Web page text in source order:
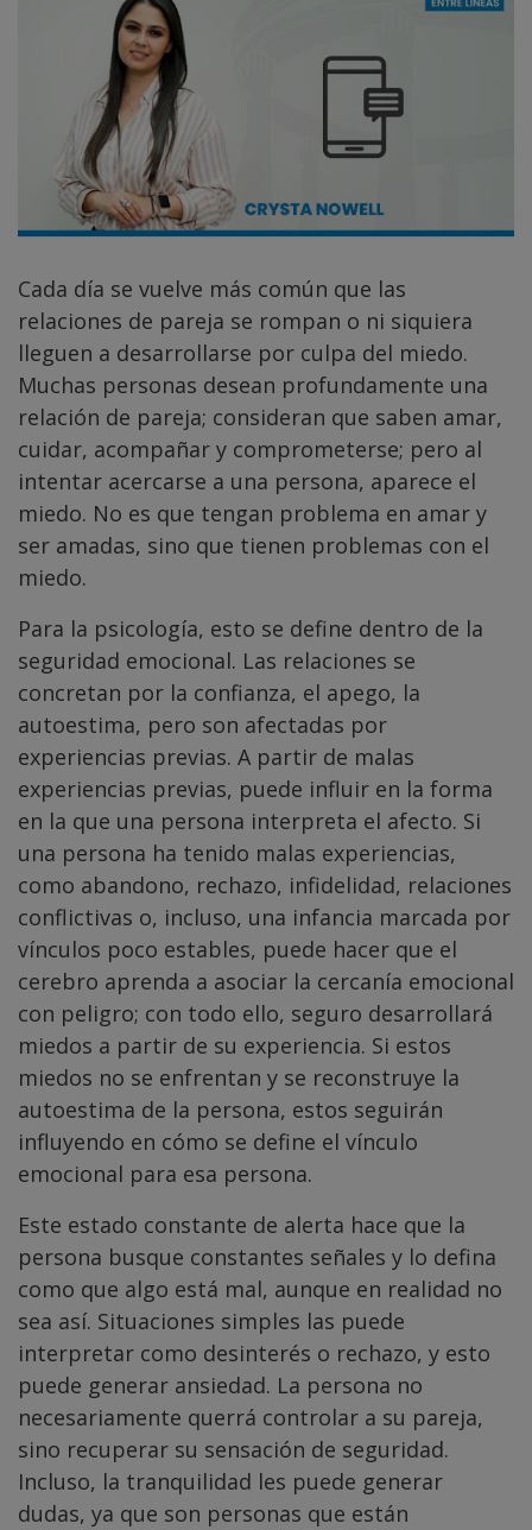
Cada día se vuelve más común que las
relaciones de pareja se rompan o ni siquiera
lleguen a desarrollarse por culpa del miedo.
Muchas personas desean profundamente una
relación de pareja; consideran que saben amar,
cuidar, acompañar y comprometerse; pero al
intentar acercarse a una persona, aparece el
miedo. No es que tengan problema en amar y
ser amadas, sino que tienen problemas con el
miedo.
Para la psicología, esto se define dentro de la
seguridad emocional. Las relaciones se
concretan por la confianza, el apego, la
autoestima, pero son afectadas por
experiencias previas. A partir de malas
experiencias previas, puede influir en la forma
en la que una persona interpreta el afecto. Si
una persona ha tenido malas experiencias,
como abandono, rechazo, infidelidad, relaciones
conflictivas o, incluso, una infancia marcada por
vínculos poco estables, puede hacer que el
cerebro aprenda a asociar la cercanía emocional
con peligro; con todo ello, seguro desarrollará
miedos a partir de su experiencia. Si estos
miedos no se enfrentan y se reconstruye la
autoestima de la persona, estos seguirán
influyendo en cómo se define el vínculo
emocional para esa persona.
Este estado constante de alerta hace que la
persona busque constantes señales y lo defina
como que algo está mal, aunque en realidad no
sea así. Situaciones simples las puede
interpretar como desinterés o rechazo, y esto
puede generar ansiedad. La persona no
necesariamente querrá controlar a su pareja,
sino recuperar su sensación de seguridad.
Incluso, la tranquilidad les puede generar
dudas, ya que son personas que están